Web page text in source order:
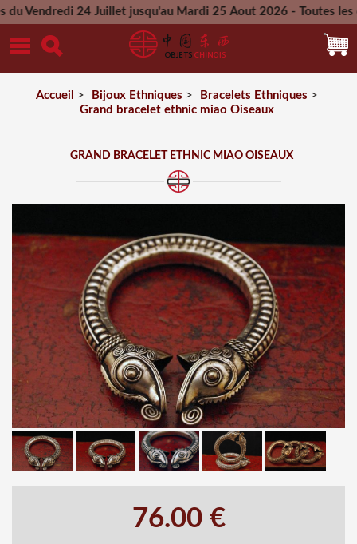
24 Juillet jusqu'au Mardi 25 Aout 2026 - Toutes les
Mercredi 26 Aout 2026
Accueil > Bijoux Ethniques > Bracelets Ethniques >
Grand bracelet ethnic miao Oiseaux
GRAND BRACELET ETHNIC MIAO OISEAUX
76.00 €